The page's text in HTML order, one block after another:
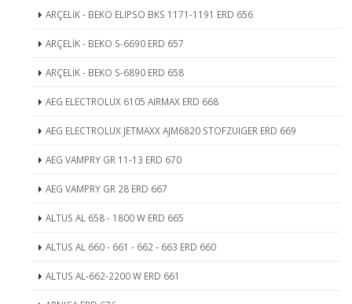
ARÇELİK - BEKO ELIPSO BKS 1171-1191 ERD 656
ARÇELİK - BEKO S-6690 ERD 657
ARÇELİK - BEKO S-6890 ERD 658
AEG ELECTROLUX 6105 AIRMAX ERD 668
AEG ELECTROLUX JETMAXX AJM6820 STOFZUIGER ERD 669
AEG VAMPRY GR 11-13 ERD 670
AEG VAMPRY GR 28 ERD 667
ALTUS AL 658 - 1800 W ERD 665
ALTUS AL 660 - 661 - 662 - 663 ERD 660
ALTUS AL-662-2200 W ERD 661